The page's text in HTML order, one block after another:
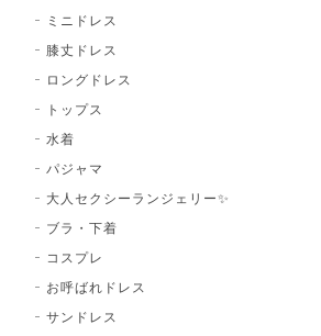
ミニドレス
膝丈ドレス
ロングドレス
トップス
水着
パジャマ
大人セクシーランジェリー✨
ブラ・下着
コスプレ
お呼ばれドレス
サンドレス